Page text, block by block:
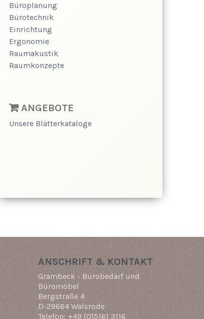
Büroplanung
Bürotechnik
Einrichtung
Ergonomie
Raumakustik
Raumkonzepte
ANGEBOTE
Unsere Blätterkataloge
ANSCHRIFT & KONTAKT
Grambeck - Bürobedarf und
Büromöbel
Bergstraße 4
D-29664 Walsrode
Telefon: +49 (0)5161 3116